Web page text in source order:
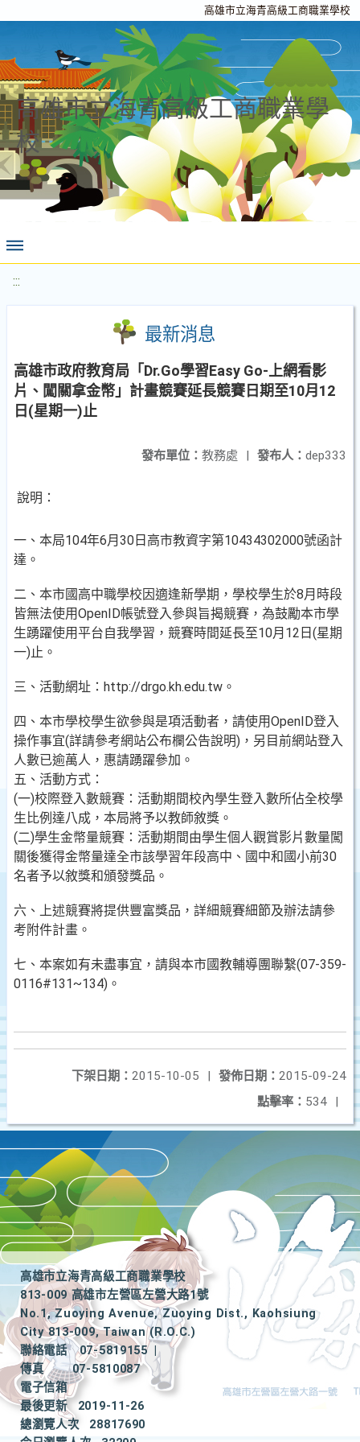
高雄市立海青高級工商職業學校
高雄市立海青高級工商職業學
校
:::
最新消息
高雄市政府教育局「Dr.Go學習Easy Go-上網看影
片、闖關拿金幣」計畫競賽延長競賽日期至10月12
日(星期一)止
發布人： dep333
發布單位： 教務處 |
說明：
一、本局104年6月30日高市教資字第10434302000號函計
達。
二、本市國高中職學校因適逢新學期，學校學生於8月時段
皆無法使用OpenID帳號登入參與旨揭競賽，為鼓勵本市學
生踴躍使用平台自我學習，競賽時間延長至10月12日(星期
一)止。
三、活動網址：http://drgo.kh.edu.tw。
四、本市學校學生欲參與是項活動者，請使用OpenID登入
操作事宜(詳請參考網站公布欄公告說明)，另目前網站登入
人數已逾萬人，惠請踴躍參加。
五、活動方式：
(一)校際登入數競賽：活動期間校內學生登入數所佔全校學
生比例達八成，本局將予以教師敘獎。
(二)學生金幣量競賽：活動期間由學生個人觀賞影片數量闖
關後獲得金幣量達全市該學習年段高中、國中和國小前30
名者予以敘獎和頒發獎品。
六、上述競賽將提供豐富獎品，詳細競賽細節及辦法請參
考附件計畫。
七、本案如有未盡事宜，請與本市國教輔導團聯繫(07-359-
0116#131~134)。
發佈日期： 2015-09-24
下架日期： 2015-10-05
|
點擊率： 534 |
高雄市立海青高級工商職業學校
813-009 高雄市左營區左營大路1號
No.1, Zuoying Avenue, Zuoying Dist., Kaohsiung
City 813-009, Taiwan (R.O.C.)
聯絡電話
07-5819155
|
傳真
07-5810087
電子信箱
最後更新
2019-11-26
總瀏覽人次
28817690